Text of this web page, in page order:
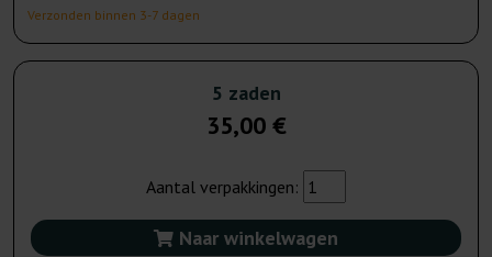
Verzonden binnen 3-7 dagen
5 zaden
35,00 €
Aantal verpakkingen:
Naar winkelwagen